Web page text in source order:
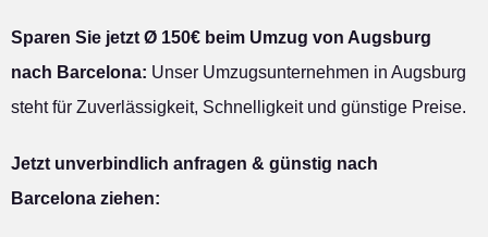
Sparen Sie jetzt Ø 150€ beim Umzug von Augsburg
nach Barcelona: Unser Umzugsunternehmen in Augsburg
steht für Zuverlässigkeit, Schnelligkeit und günstige Preise.
Jetzt unverbindlich anfragen & günstig nach
Barcelona ziehen: